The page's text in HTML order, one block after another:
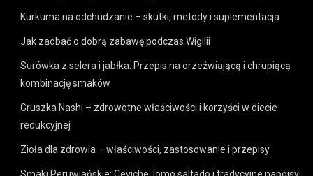
Kurkuma na odchudzanie – skutki, metody i suplementacja
Jak zadbać o dobrą zabawę podczas Wigilii
Surówka z selera i jabłka: Przepis na orzeźwiającą i chrupiącą
kombinację smaków
Gruszka Nashi – zdrowotne właściwości i korzyści w diecie
redukcyjnej
Zioła dla zdrowia – właściwości, zastosowanie i przepisy